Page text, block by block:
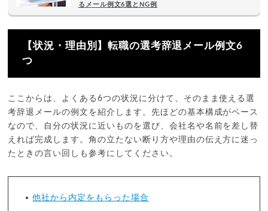
るメール例文6選とNG例
【状況・理由別】転職の選考辞退メール例文6
つ
ここからは、よくある6つの状況に分けて、そのまま使える選
考辞退メールの例文を紹介します。先ほどの基本構成がベース
なので、自分の状況に近いものを選び、会社名や名前を差し替
えれば完成します。角の立たない断り方や理由の伝え方に迷っ
たときの言い回しも参考にしてください。
他社から内定をもらった場合